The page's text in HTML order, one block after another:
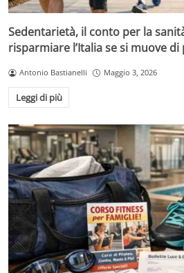
Sedentarietà, il conto per la
risparmiare l’Italia se si muove di
Antonio Bastianelli Maggio 3, 2026
Leggi di più